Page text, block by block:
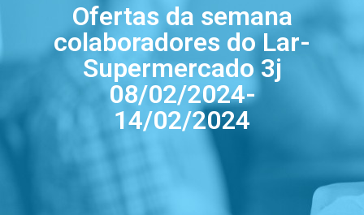
Ofertas da semana
colaboradores do Lar-
Supermercado 3j
08/02/2024-
14/02/2024